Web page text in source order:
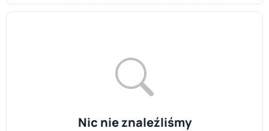
Nic nie znaleźliśmy